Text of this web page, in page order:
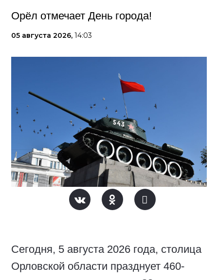
Орёл отмечает День города!
05 августа 2026, 14:03
Сегодня, 5 августа 2026 года, столица
Орловской области празднует 460-